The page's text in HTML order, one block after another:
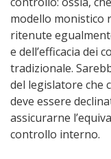
modello monistico
ritenute
e dell’efficacia dei
tradizionale.
del legislatore che
deve essere
assicurarne
controllo interno.